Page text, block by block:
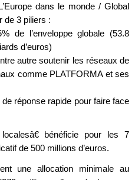
dans le monde / Global
de 3 piliers :
de l’enveloppe globale (53.8
d’euros)
autre soutenir les réseaux de
comme PLATFORMA et ses
réponse rapide pour faire face
bénéficie pour les 7
de 500 millions d’euros.
une allocation minimale au